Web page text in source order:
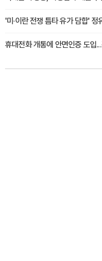
'미·이란 전쟁 틈타 유가 담합'
휴대전화 개통에 안면인증 도입